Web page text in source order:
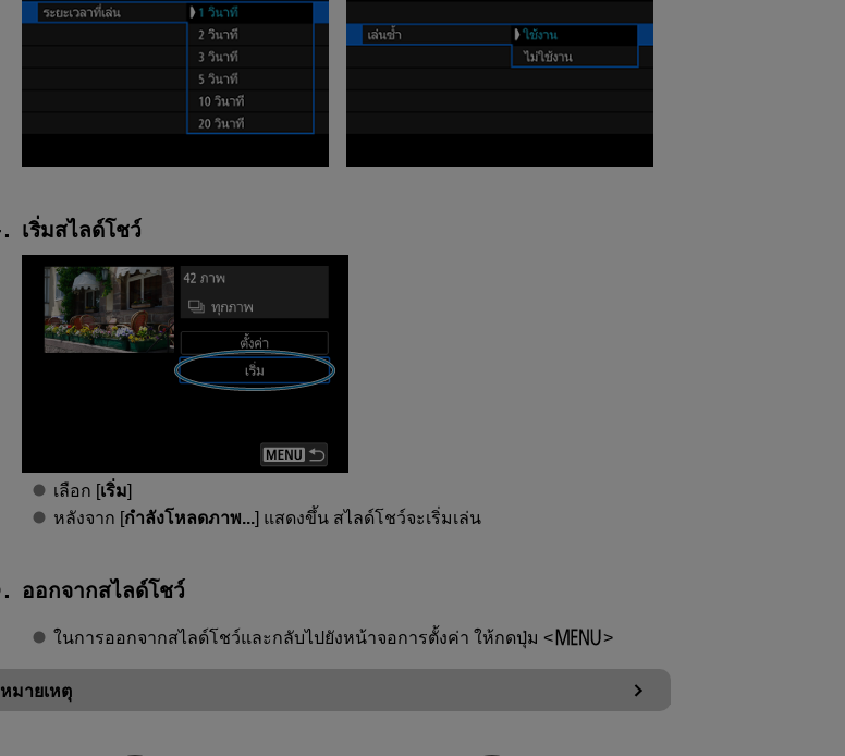
เริ่มสไลด์โชว์
เลือก [เริ่ม]
หลังจาก [กำลังโหลดภาพ...] แสดงขึ้น สไลด์โชว์จะเริ่มเล่น
ออกจากสไลด์โชว์
ในการออกจากสไลด์โชว์และกลับไปยังหน้าจอการตั้งค่า ให้กดปุ่ม
หมายเหตุ